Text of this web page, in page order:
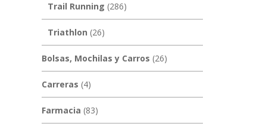
Trail Running (286)
Triathlon (26)
Bolsas, Mochilas y Carros (26)
Carreras (4)
Farmacia (83)